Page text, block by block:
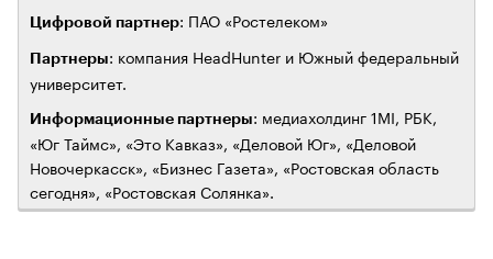
Цифровой партнер: ПАО «Ростелеком»
Партнеры: компания HeadHunter и Южный федеральный
университет.
Информационные партнеры: медиахолдинг 1MI, РБК,
«Юг Таймс», «Это Кавказ», «Деловой Юг», «Деловой
Новочеркасск», «Бизнес Газета», «Ростовская область
сегодня», «Ростовская Солянка».